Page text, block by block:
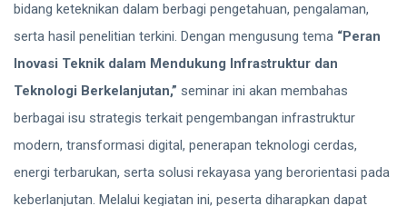
bidang keteknikan dalam berbagi pengetahuan, pengalaman,
serta hasil penelitian terkini. Dengan mengusung tema “Peran
Inovasi Teknik dalam Mendukung Infrastruktur dan
Teknologi Berkelanjutan,” seminar ini akan membahas
berbagai isu strategis terkait pengembangan infrastruktur
modern, transformasi digital, penerapan teknologi cerdas,
energi terbarukan, serta solusi rekayasa yang berorientasi pada
keberlanjutan. Melalui kegiatan ini, peserta diharapkan dapat